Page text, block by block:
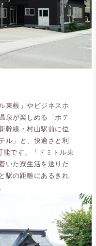
東根」やビジネスホ
泉が楽しめる「ホテ
幹線・村山駅前に位
ル」と、快適さと利
です。「ドミトル東
いた寮生活を送りた
駅の距離にあるきれ